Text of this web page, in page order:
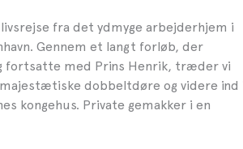
fra det ydmyge arbejderhjem i
Gennem et langt forløb, der
fortsatte med Prins Henrik, træder vi
dobbeltdøre og videre ind
kongehus. Private gemakker i en